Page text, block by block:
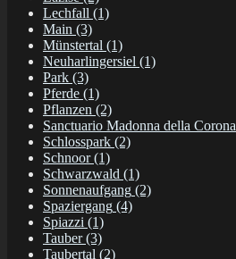
Lechfall (1)
Main (3)
Münstertal (1)
Neuharlingersiel (1)
Park (3)
Pferde (1)
Pflanzen (2)
Sanctuario Madonna della Corona
Schlosspark (2)
Schnoor(1)
Schwarzwald (1)
Sonnenaufgang (2)
Spaziergang (4)
Spiazzi (1)
Tauber(3)
Taubertal (2)